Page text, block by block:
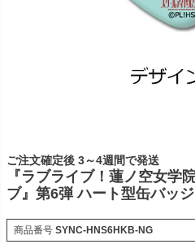
ご注文確定後 3～4週間で発送
『ラブライブ！蓮ノ空女学
ブ』第6弾 ハート型缶バッ
商品番号 SYNC-HNS6HKB-NG